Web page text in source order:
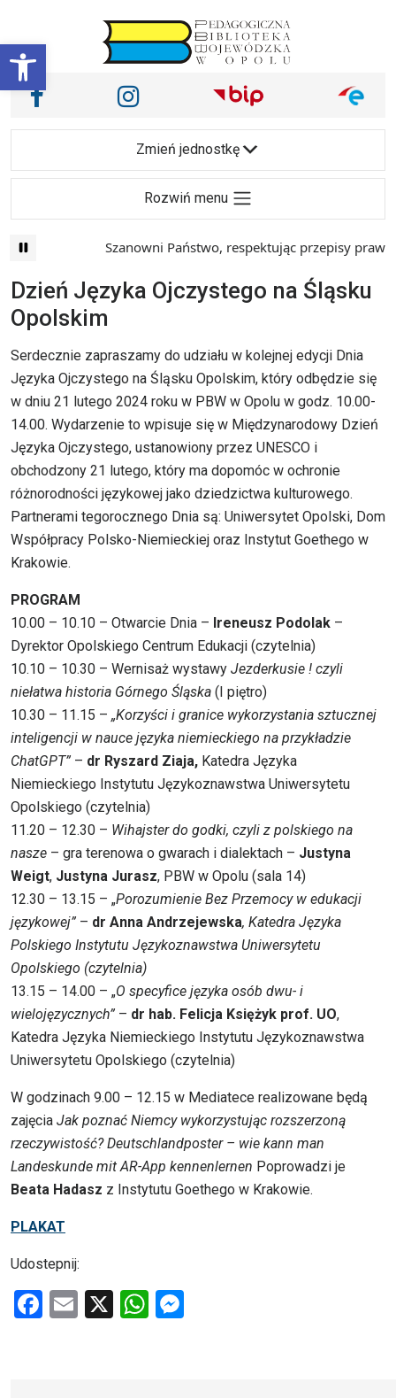
Otwórz pasek narzędzi
Main Navigation
Nasze media społecznościowe i inne
Facebook Instagram
Zmień jednostkę
Rozwiń menu
Szanowni Państwo, respektując przepisy prawa i
Dzień Języka Ojczystego na Śląsku
Opolskim
Serdecznie zapraszamy do udziału w kolejnej edycji Dnia
Języka Ojczystego na Śląsku Opolskim, który odbędzie się
w dniu 21 lutego 2024 roku w PBW w Opolu w godz. 10.00-
14.00. Wydarzenie to wpisuje się w Międzynarodowy Dzień
Języka Ojczystego, ustanowiony przez UNESCO i
obchodzony 21 lutego, który ma dopomóc w ochronie
różnorodności językowej jako dziedzictwa kulturowego.
Partnerami tegorocznego Dnia są: Uniwersytet Opolski, Dom
Współpracy Polsko-Niemieckiej oraz Instytut Goethego w
Krakowie.
PROGRAM
10.00 – 10.10 – Otwarcie Dnia – Ireneusz Podolak –
Dyrektor Opolskiego Centrum Edukacji (czytelnia)
10.10 – 10.30 – Wernisaż wystawy Jezderkusie ! czyli
niełatwa historia Górnego Śląska (I piętro)
10.30 – 11.15 – „Korzyści i granice wykorzystania sztucznej
inteligencji w nauce języka niemieckiego na przykładzie
ChatGPT” – dr Ryszard Ziaja, Katedra Języka
Niemieckiego Instytutu Językoznawstwa Uniwersytetu
Opolskiego (czytelnia)
11.20 – 12.30 – Wihajster do godki, czyli z polskiego na
nasze – gra terenowa o gwarach i dialektach – Justyna
Weigt, Justyna Jurasz, PBW w Opolu (sala 14)
12.30 – 13.15 – „Porozumienie Bez Przemocy w edukacji
językowej” – dr Anna Andrzejewska, Katedra Języka
Polskiego Instytutu Językoznawstwa Uniwersytetu
Opolskiego (czytelnia)
13.15 – 14.00 – „O specyfice języka osób dwu- i
wielojęzycznych” – dr hab. Felicja Księżyk prof. UO,
Katedra Języka Niemieckiego Instytutu Językoznawstwa
Uniwersytetu Opolskiego (czytelnia)
W godzinach 9.00 – 12.15 w Mediatece realizowane będą
zajęcia Jak poznać Niemcy wykorzystując rozszerzoną
rzeczywistość?Deutschlandposter – wie kann man
Landeskunde mit AR-App kennenlernen Poprowadzi je
Beata Hadasz z Instytutu Goethego w Krakowie.
PLAKAT
Udostepnij:
F
E
X
W